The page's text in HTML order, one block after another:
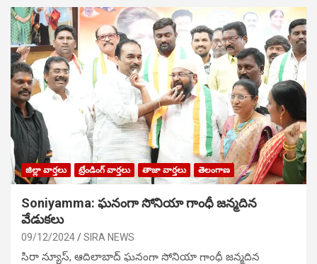
జిల్లా వార్తలు ట్రేండింగ్ వార్తలు తాజా వార్తలు తెలంగాణ
Soniyamma: ఘ‌నంగా సోనియా గాంధీ జ‌న్మ‌దిన
వేడుక‌లు
09/12/2024 SIRA NEWS
సిరా న్యూస్, ఆదిలాబాద్ ఘ‌నంగా సోనియా గాంధీ జ‌న్మ‌దిన